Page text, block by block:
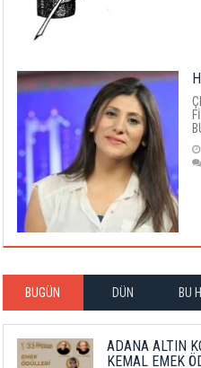
BUGÜN DÜN BU
ADANA ALTIN
KEMAL EMEK